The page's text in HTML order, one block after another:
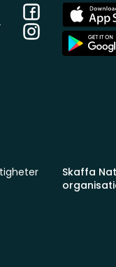
Facebook
Instagram
App
Store
App
Store
Skaffa